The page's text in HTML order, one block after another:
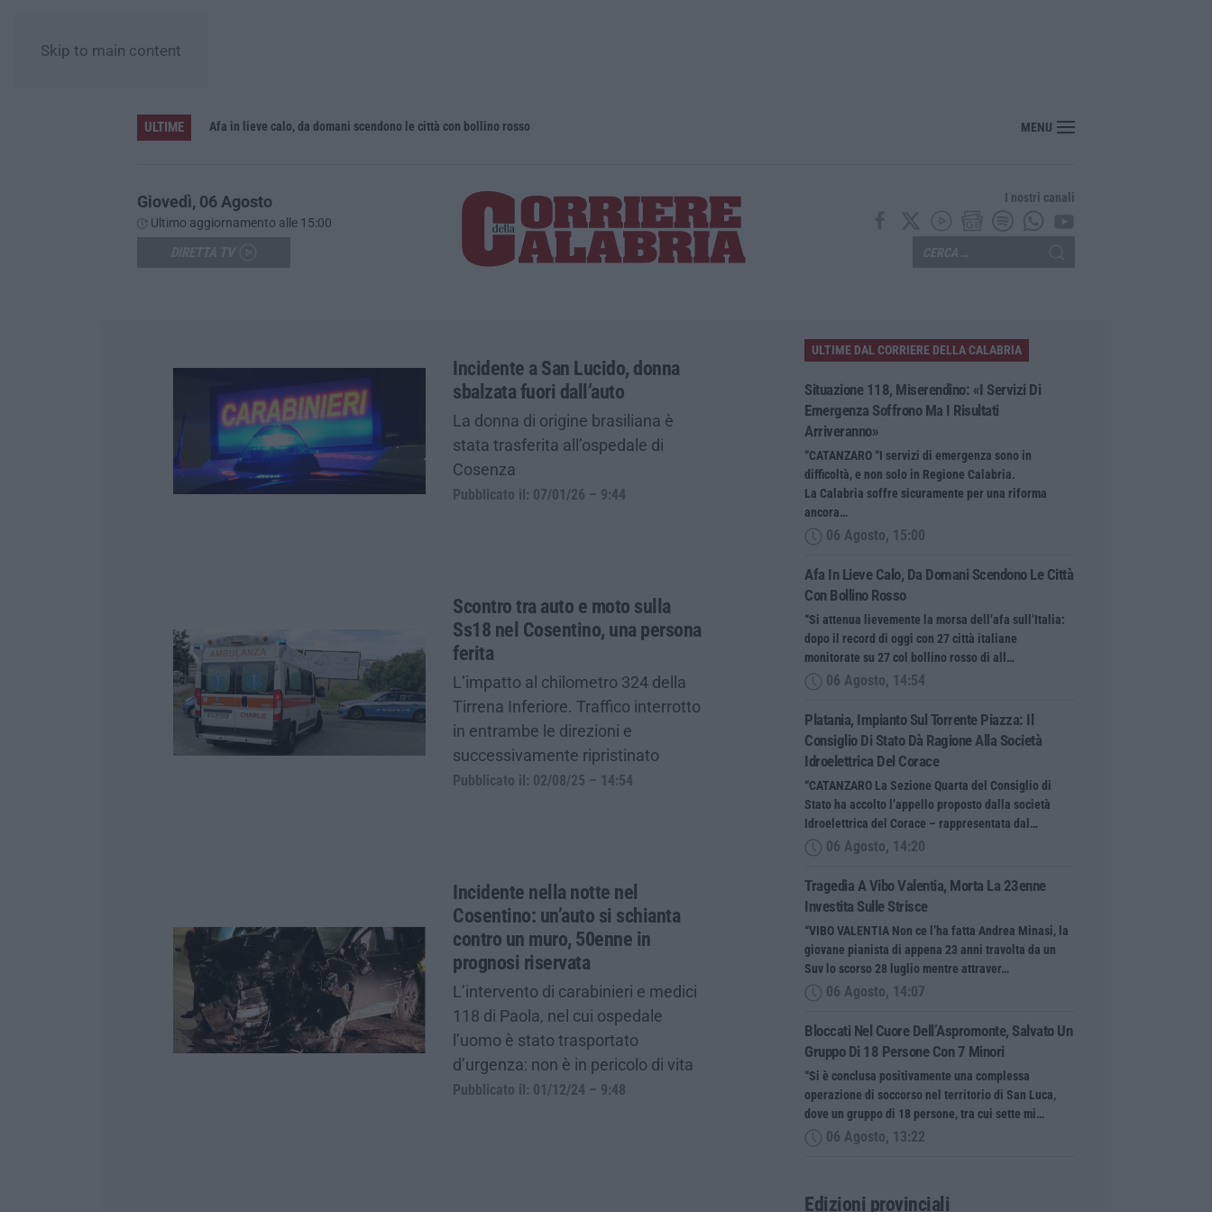
Skip to main content
ULTIME Afa in lieve calo, da domani scendono le città con bollino rosso MENU
Giovedì, 06 Agosto
Ultimo aggiornamento alle 15:00
I nostri canali
Incidente a San Lucido, donna
sbalzata fuori dall’auto
La donna di origine brasiliana è
stata trasferita all’ospedale di
Cosenza
Pubblicato il: 07/01/26 – 9:44
Scontro tra auto e moto sulla
Ss18 nel Cosentino, una persona
ferita
L’impatto al chilometro 324 della
Tirrena Inferiore. Traffico interrotto
in entrambe le direzioni e
successivamente ripristinato
Pubblicato il: 02/08/25 – 14:54
Incidente nella notte nel
Cosentino: un’auto si schianta
contro un muro, 50enne in
prognosi riservata
L’intervento di carabinieri e medici
118 di Paola, nel cui ospedale
l’uomo è stato trasportato
d’urgenza: non è in pericolo di vita
Pubblicato il: 01/12/24 – 9:48
ULTIME DAL CORRIERE DELLA CALABRIA
Situazione 118, Miserendino: «I Servizi Di
Emergenza Soffrono Ma I Risultati
Arriveranno»
“CATANZARO “I servizi di emergenza sono in
difficoltà, e non solo in Regione Calabria.
La Calabria soffre sicuramente per una riforma
ancora…
06 Agosto, 15:00
Afa In Lieve Calo, Da Domani Scendono Le Città
Con Bollino Rosso
“Si attenua lievemente la morsa dell’afa sull’Italia:
dopo il record di oggi con 27 città italiane
monitorate su 27 col bollino rosso di all…
06 Agosto, 14:54
Platania, Impianto Sul Torrente Piazza: Il
Consiglio Di Stato Dà Ragione Alla Società
Idroelettrica Del Corace
“CATANZARO La Sezione Quarta del Consiglio di
Stato ha accolto l’appello proposto dalla società
Idroelettrica del Corace – rappresentata dal…
06 Agosto, 14:20
Tragedia A Vibo Valentia, Morta La 23enne
Investita Sulle Strisce
“VIBO VALENTIA Non ce l’ha fatta Andrea Minasi, la
giovane pianista di appena 23 anni travolta da un
Suv lo scorso 28 luglio mentre attraver…
06 Agosto, 14:07
Bloccati Nel Cuore Dell’Aspromonte, Salvato Un
Gruppo Di 18 Persone Con 7 Minori
“Si è conclusa positivamente una complessa
operazione di soccorso nel territorio di San Luca,
dove un gruppo di 18 persone, tra cui sette mi…
06 Agosto, 13:22
Edizioni provinciali